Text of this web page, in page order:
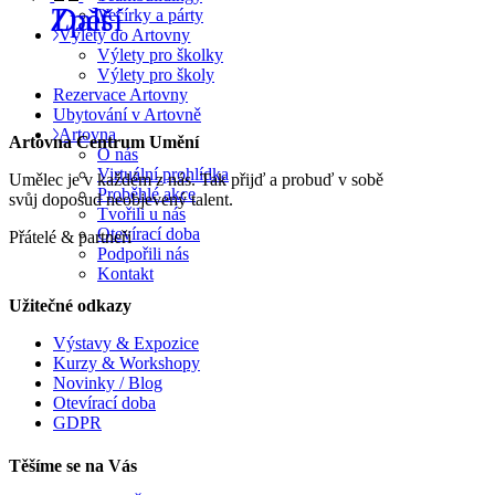
Večírky a párty
Výlety do Artovny
Výlety pro školky
Výlety pro školy
Rezervace Artovny
Ubytování v Artovně
Artovna
O nás
Virtuální prohlídka
Proběhlé akce
Tvořili u nás
Otevírací doba
Podpořili nás
Kontakt
Artovna Centrum Umění
Umělec je v každém z nás. Tak přijď a probuď v sobě
svůj doposud neobjevený talent.
Přátelé & partneři
Užitečné odkazy
Výstavy & Expozice
Kurzy & Workshopy
Novinky / Blog
Otevírací doba
GDPR
Těšíme se na Vás